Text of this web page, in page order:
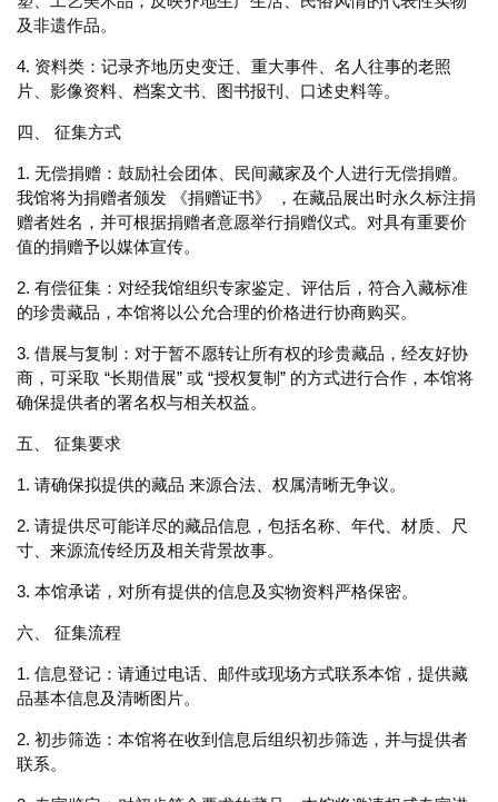
及非遗作品。
4. 资料类：记录齐地历史变迁、重大事件、名人往事的老照
片、影像资料、档案文书、图书报刊、口述史料等。
四、 征集方式
1. 无偿捐赠：鼓励社会团体、民间藏家及个人进行无偿捐赠。
我馆将为捐赠者颁发 《捐赠证书》 ，在藏品展出时永久标注捐
赠者姓名，并可根据捐赠者意愿举行捐赠仪式。对具有重要价
值的捐赠予以媒体宣传。
2. 有偿征集：对经我馆组织专家鉴定、评估后，符合入藏标准
的珍贵藏品，本馆将以公允合理的价格进行协商购买。
3. 借展与复制：对于暂不愿转让所有权的珍贵藏品，经友好协
商，可采取 “长期借展” 或 “授权复制” 的方式进行合作，本馆将
确保提供者的署名权与相关权益。
五、 征集要求
1. 请确保拟提供的藏品 来源合法、权属清晰无争议。
2. 请提供尽可能详尽的藏品信息，包括名称、年代、材质、尺
寸、来源流传经历及相关背景故事。
3. 本馆承诺，对所有提供的信息及实物资料严格保密。
六、 征集流程
1. 信息登记：请通过电话、邮件或现场方式联系本馆，提供藏
品基本信息及清晰图片。
2. 初步筛选：本馆将在收到信息后组织初步筛选，并与提供者
联系。